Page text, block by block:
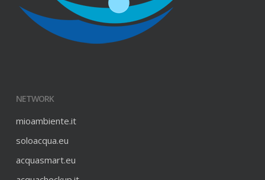
NETWORK
mioambiente.it
soloacqua.eu
acquasmart.eu